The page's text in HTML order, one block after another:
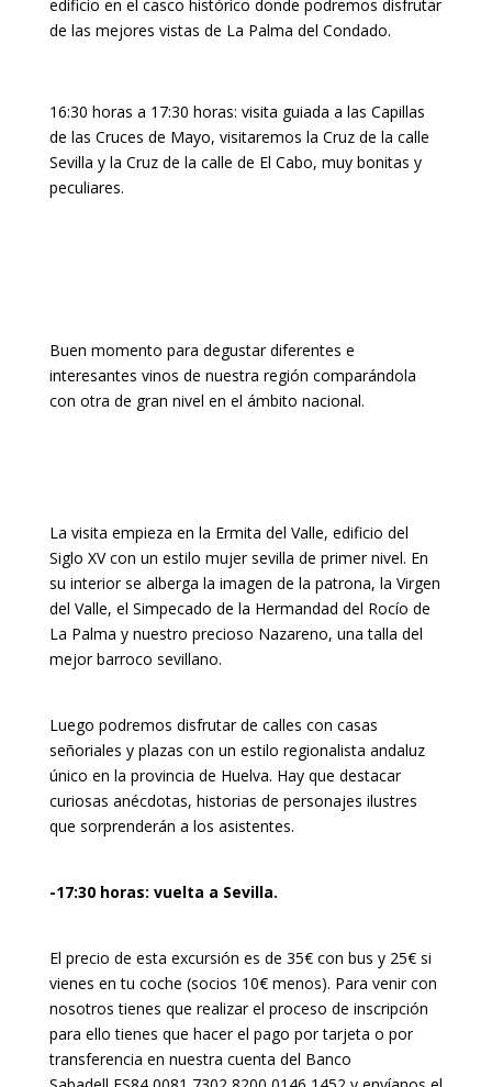
edificio en el casco histórico donde podremos disfrutar
de las mejores vistas de La Palma del Condado.
16:30 horas a 17:30 horas: visita guiada a las Capillas
de las Cruces de Mayo, visitaremos la Cruz de la calle
Sevilla y la Cruz de la calle de El Cabo, muy bonitas y
peculiares.
Buen momento para degustar diferentes e
interesantes vinos de nuestra región comparándola
con otra de gran nivel en el ámbito nacional.
La visita empieza en la Ermita del Valle, edificio del
Siglo XV con un estilo mujer sevilla de primer nivel. En
su interior se alberga la imagen de la patrona, la Virgen
del Valle, el Simpecado de la Hermandad del Rocío de
La Palma y nuestro precioso Nazareno, una talla del
mejor barroco sevillano.
Luego podremos disfrutar de calles con casas
señoriales y plazas con un estilo regionalista andaluz
único en la provincia de Huelva. Hay que destacar
curiosas anécdotas, historias de personajes ilustres
que sorprenderán a los asistentes.
-17:30 horas: vuelta a Sevilla.
El precio de esta excursión es de 35€ con bus y 25€ si
vienes en tu coche (socios 10€ menos). Para venir con
nosotros tienes que realizar el proceso de inscripción
para ello tienes que hacer el pago por tarjeta o por
transferencia en nuestra cuenta del Banco